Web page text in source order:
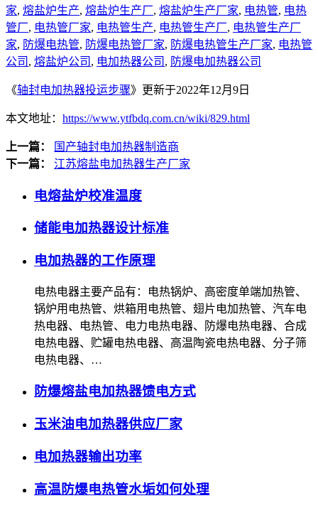
家, 熔盐炉生产, 熔盐炉生产厂, 熔盐炉生产厂家, 电热管, 电热
管厂, 电热管厂家, 电热管生产, 电热管生产厂, 电热管生产厂
家, 防爆电热管, 防爆电热管厂家, 防爆电热管生产厂家, 电热管
公司 , 熔盐炉公司 , 电加热器公司 , 防爆电加热器公司
《轴封电加热器投运步骤》更新于2022年12月9日
本文地址： https://www.ytfbdq.com.cn/wiki/829.html
上一篇：
国产轴封电加热器制造商
下一篇：
江苏熔盐电加热器生产厂家
电熔盐炉校准温度
储能电加热器设计标准
电加热器的工作原理
电热电器主要产品有：电热锅炉、高密度单端加热管、
锅炉用电热管、烘箱用电热管、翅片电加热管、汽车电
热电器、电热管、电力电热电器、防爆电热电器、合成
电热电器、贮罐电热电器、高温陶瓷电热电器、分子筛
电热电器、…
防爆熔盐电加热器馈电方式
玉米油电加热器供应厂家
电加热器输出功率
高温防爆电热管水垢如何处理